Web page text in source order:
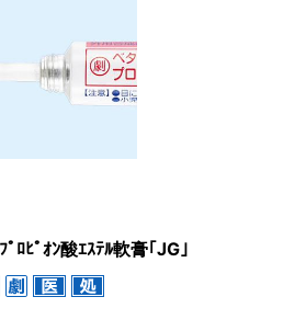
ﾛﾋﾟｵﾝ酸ｴｽﾃﾙ軟膏｢JG｣